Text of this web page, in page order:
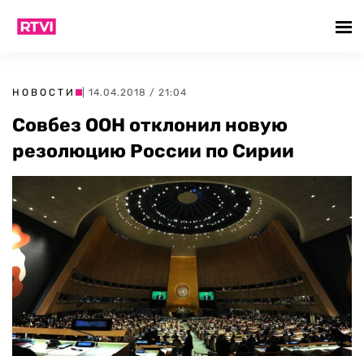
НОВОСТИ | 14.04.2018 / 21:04
Совбез ООН отклонил новую
резолюцию России по Сирии